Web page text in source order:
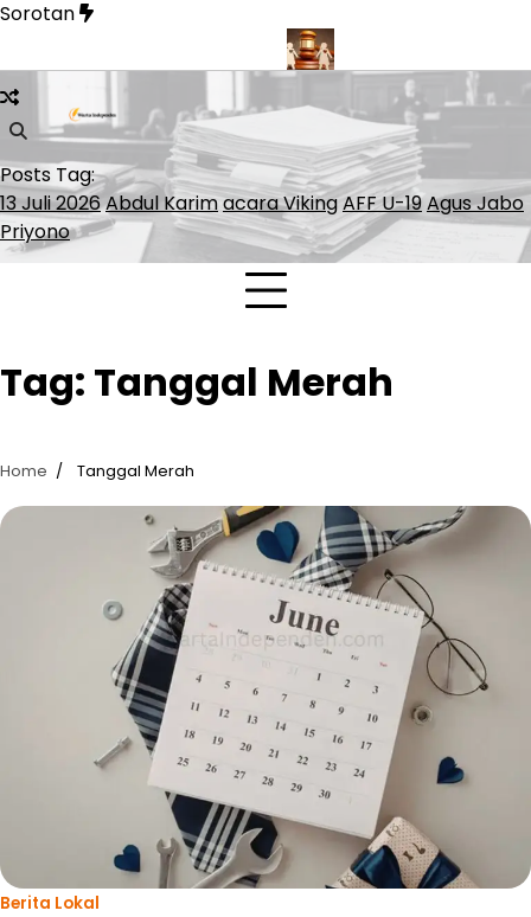
Skip
content
Sorotan
Lolos ke ATP Finals 2026 Presiden Polandia Tolak
Posts Tag:
13 Juli 2026Abdul Karimacara VikingAFF U-19Agus Jabo
Priyono
Tag: Tanggal Merah
Home Tanggal Merah
Berita Lokal